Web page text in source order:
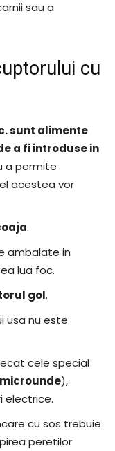
sau a
cu
sunt alimente
a fi introduse in
a permite
acestea vor
.
ambalate in
lua foc.
gol.
usa nu este
cele special
),
electrice.
cu sos trebuie
peretilor